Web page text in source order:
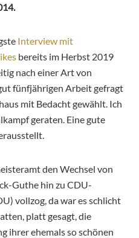
Interview mit
bereits im Herbst 2019
nach einer Art von
fünfjährigen Arbeit gefragt
mit Bedacht gewählt. Ich
geraten. Eine gute
den Wechsel von
Guthe hin zu CDU-
vollzog, da war es schlicht
platt gesagt, die
ihrer ehemals so schönen